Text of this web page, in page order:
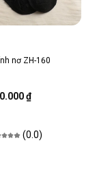
nơ ZH-160
₫
(0.0)